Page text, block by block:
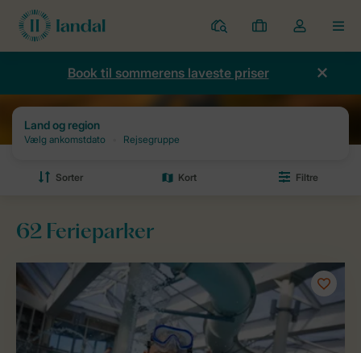
Parker
Mine
bookinger
Toggle
the
dropdown
Book til sommerens laveste priser